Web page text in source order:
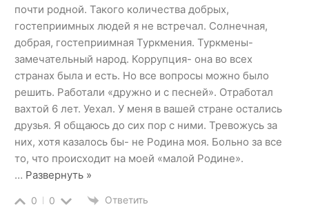
почти родной. Такого количества добрых,
гостеприимных людей я не встречал. Солнечная,
добрая, гостеприимная Туркмения. Туркмены-
замечательный народ. Коррупция- она во всех
странах была и есть. Но все вопросы можно было
решить. Работали «дружно и с песней». Отработал
вахтой 6 лет. Уехал. У меня в вашей стране остались
друзья. Я общаюсь до сих пор с ними. Тревожусь за
них, хотя казалось бы- не Родина моя. Больно за все
то, что происходит на моей «малой Родине».
… Развернуть »
0 0 Ответить